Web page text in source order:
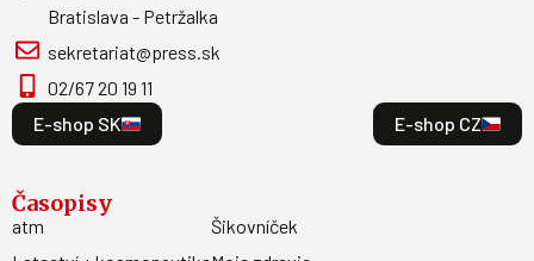
Bratislava - Petržalka
sekretariat@press.sk
02/67 20 19 11
E-shop SK
E-shop CZ
Časopisy
atm
Šikovníček